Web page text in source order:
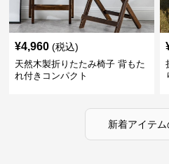
¥4,960 (税込)
天然木製折りたたみ椅子 背もた
れ付きコンパクト
新着アイテ